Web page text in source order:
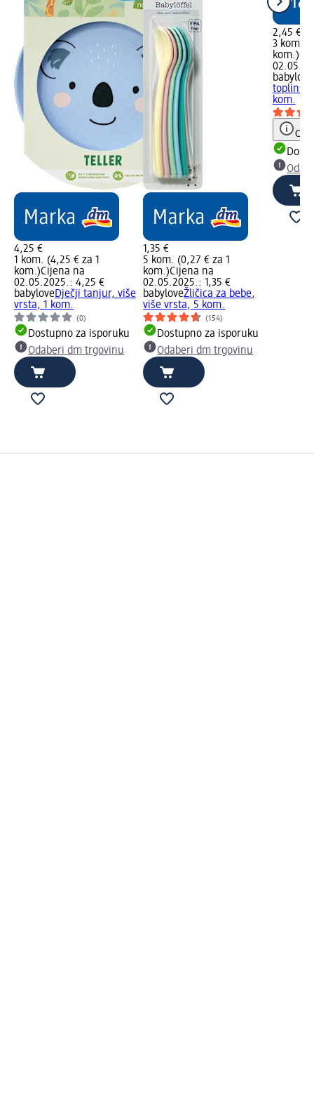
4,25 €
1 kom. (4,25 € za 1
kom.)Cijena na
02.05.2025.: 4,25 €
babyloveDječji tanjur, više
vrsta, 1 kom.
(0)
Dostupno za isporuku
Odaberi dm trgovinu
1,35 €
5 kom. (0,27 € za 1
kom.)Cijena na
02.05.2025.: 1,35 €
babyloveŽličica za bebe,
više vrsta, 5 kom.
(154)
Dostupno za isporuku
Odaberi dm trgovinu
2,45 €
3 kom.
kom.)
babylove
kom.